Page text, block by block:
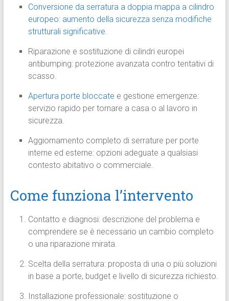
Conversione da serratura a doppia mappa a cilindro
europeo: aumento della sicurezza senza modifiche
strutturali significative.
Riparazione e sostituzione di cilindri europei
antibumping: protezione avanzata contro tentativi di
scasso.
Apertura porte bloccate e gestione emergenze:
servizio rapido per tornare a casa o al lavoro in
sicurezza.
Aggiornamento completo di serrature per porte
interne ed esterne: opzioni adeguate a qualsiasi
contesto abitativo o commerciale.
Come funziona l’intervento
Contatto e diagnosi: descrizione del problema e
comprendere se è necessario un cambio completo
o una riparazione mirata.
Scelta della serratura: proposta di una o più soluzioni
in base a porte, budget e livello di sicurezza richiesto.
Installazione professionale: sostituzione o